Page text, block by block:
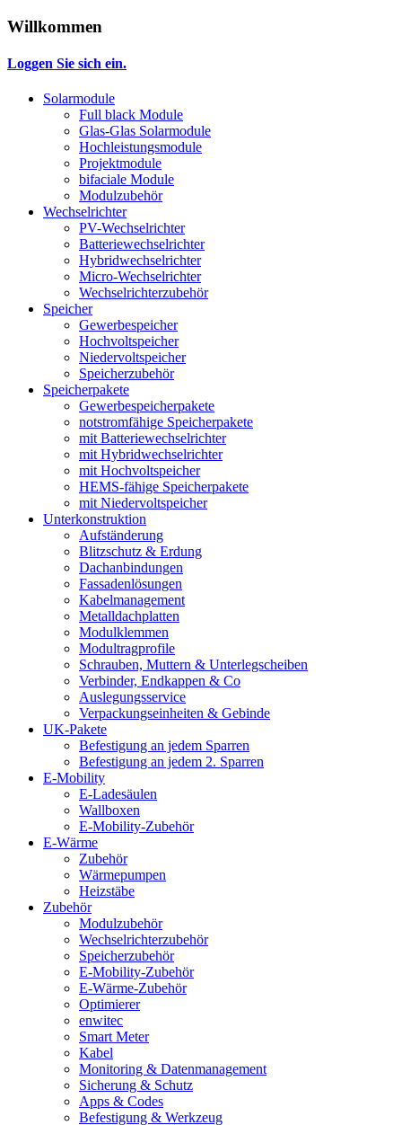
Willkommen
Loggen Sie sich ein.
Solarmodule
Full black Module
Glas-Glas Solarmodule
Hochleistungsmodule
Projektmodule
bifaciale Module
Modulzubehör
Wechselrichter
PV-Wechselrichter
Batteriewechselrichter
Hybridwechselrichter
Micro-Wechselrichter
Wechselrichterzubehör
Speicher
Gewerbespeicher
Hochvoltspeicher
Niedervoltspeicher
Speicherzubehör
Speicherpakete
Gewerbespeicherpakete
notstromfähige Speicherpakete
mit Batteriewechselrichter
mit Hybridwechselrichter
mit Hochvoltspeicher
HEMS-fähige Speicherpakete
mit Niedervoltspeicher
Unterkonstruktion
Aufständerung
Blitzschutz & Erdung
Dachanbindungen
Fassadenlösungen
Kabelmanagement
Metalldachplatten
Modulklemmen
Modultragprofile
Schrauben, Muttern & Unterlegscheiben
Verbinder, Endkappen & Co
Auslegungsservice
Verpackungseinheiten & Gebinde
UK-Pakete
Befestigung an jedem Sparren
Befestigung an jedem 2. Sparren
E-Mobility
E-Ladesäulen
Wallboxen
E-Mobility-Zubehör
E-Wärme
Zubehör
Wärmepumpen
Heizstäbe
Zubehör
Modulzubehör
Wechselrichterzubehör
Speicherzubehör
E-Mobility-Zubehör
E-Wärme-Zubehör
Optimierer
enwitec
Smart Meter
Kabel
Monitoring & Datenmanagement
Sicherung & Schutz
Apps & Codes
Befestigung & Werkzeug